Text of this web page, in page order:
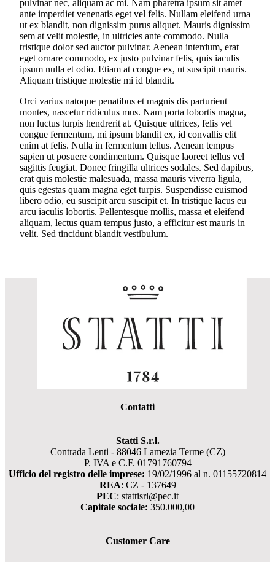
pulvinar nec, aliquam ac mi. Nam pharetra ipsum sit amet
ante imperdiet venenatis eget vel felis. Nullam eleifend urna
ut ex blandit, non dignissim purus aliquet. Mauris dignissim
sem at velit molestie, in ultricies ante commodo. Nulla
tristique dolor sed auctor pulvinar. Aenean interdum, erat
eget ornare commodo, ex justo pulvinar felis, quis iaculis
ipsum nulla et odio. Etiam at congue ex, ut suscipit mauris.
Aliquam tristique molestie mi id blandit.
Orci varius natoque penatibus et magnis dis parturient
montes, nascetur ridiculus mus. Nam porta lobortis magna,
non luctus turpis hendrerit at. Quisque ultrices, felis vel
congue fermentum, mi ipsum blandit ex, id convallis elit
enim at felis. Nulla in fermentum tellus. Aenean tempus
sapien ut posuere condimentum. Quisque laoreet tellus vel
sagittis feugiat. Donec fringilla ultrices sodales. Sed dapibus,
erat quis molestie malesuada, massa mauris viverra ligula,
quis egestas quam magna eget turpis. Suspendisse euismod
libero odio, eu suscipit arcu suscipit et. In tristique lacus eu
arcu iaculis lobortis. Pellentesque mollis, massa et eleifend
aliquam, lectus quam tempus justo, a efficitur est mauris in
velit. Sed tincidunt blandit vestibulum.
Contatti
Statti S.r.l.
Contrada Lenti - 88046 Lamezia Terme (CZ)
P. IVA e C.F. 01791760794
Ufficio del registro delle imprese: 19/02/1996 al n. 01155720814
REA: CZ - 137649
PEC: stattisrl@pec.it
Capitale sociale: 350.000,00
Customer Care